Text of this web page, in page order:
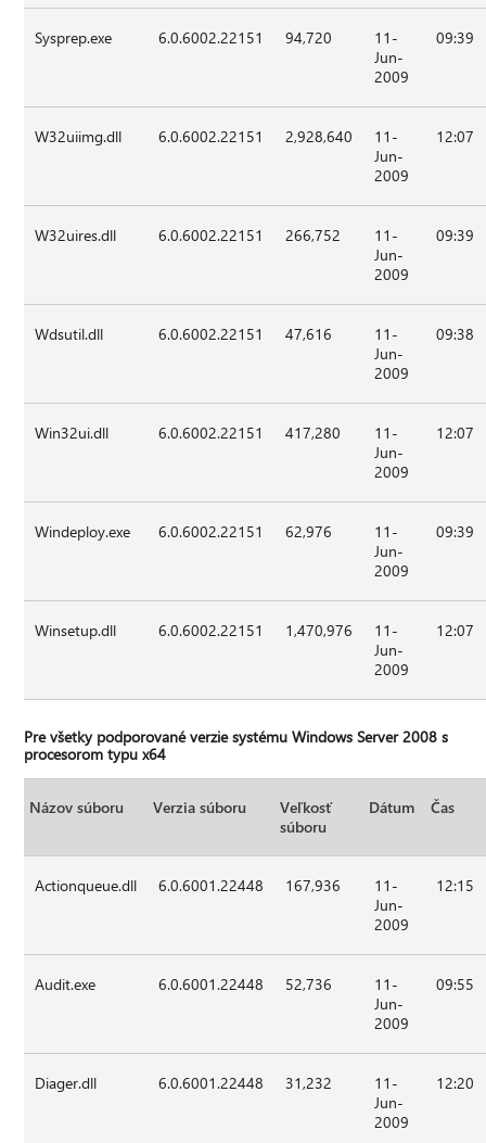
Sysprep.exe 6.0.6002.22151 94,720
11-
Jun-
2009
09:39
W32uiimg.dll 6.0.6002.22151 2,928,640
11-
Jun-
2009
12:07
W32uires.dll 6.0.6002.22151 266,752
11-
Jun-
2009
09:39
Wdsutil.dll 6.0.6002.22151 47,616
11-
Jun-
2009
09:38
Win32ui.dll 6.0.6002.22151 417,280
11-
Jun-
2009
12:07
Windeploy.exe 6.0.6002.22151 62,976
11-
Jun-
2009
09:39
Winsetup.dll 6.0.6002.22151 1,470,976
11-
Jun-
2009
12:07
Pre všetky podporované verzie systému Windows Server 2008 s
procesorom typu x64
Názov súboru Verzia súboru
Veľkosť
súboru
Dátum Čas
Actionqueue.dll 6.0.6001.22448 167,936
11-
Jun-
2009
12:15
Audit.exe 6.0.6001.22448 52,736
11-
Jun-
2009
09:55
Diager.dll 6.0.6001.22448 31,232
11-
Jun-
2009
12:20